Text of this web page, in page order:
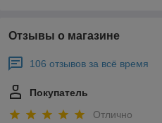
Отзывы о магазине
106 отзывов за всё время
Покупатель
Отлично